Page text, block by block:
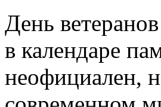
День
в календаре
неофициален,